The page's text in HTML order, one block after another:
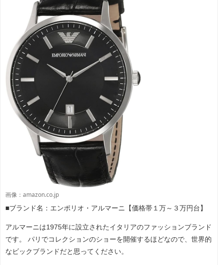
画像：amazon.co.jp
■ブランド名：エンポリオ・アルマーニ【価格帯１万～３万円台】
アルマーニは1975年に設立されたイタリアのファッションブランド
です。 パリでコレクションのショーを開催するほどなので、世界的
なビックブランドだと思ってください。